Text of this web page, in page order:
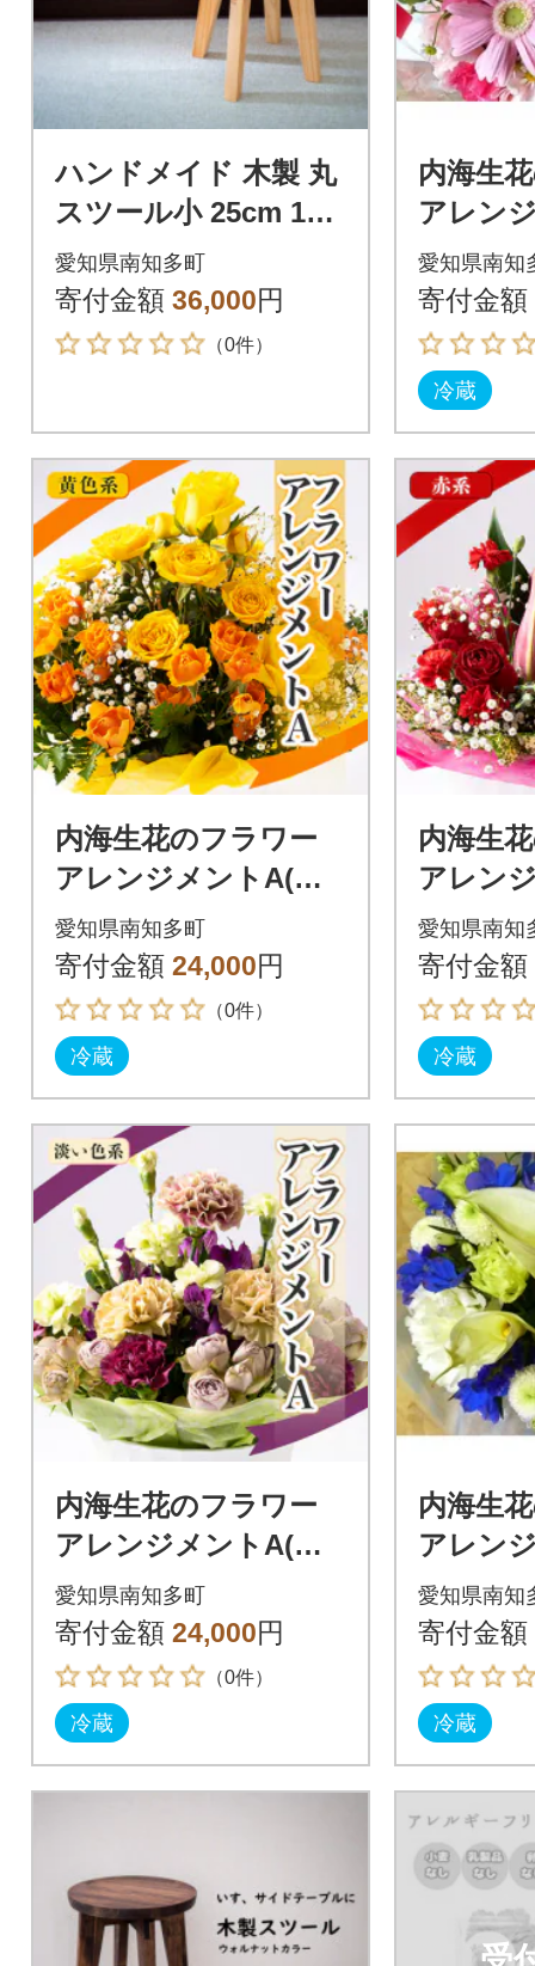
ハンドメイド 木製 丸
スツール小 25cm 1脚
ナチュラルカラー 椅
子 インテリア 子供用
愛知県南知多町
寄付金額 36,000円
（0件）
内海生
アレン
ンク系)
愛知県南知
寄付金額
冷蔵
内海生花のフラワー
アレンジメントA(黄
色系)
愛知県南知多町
寄付金額 24,000円
（0件）
冷蔵
内海生
アレン
系)
愛知県南知
寄付金額
冷蔵
内海生花のフラワー
アレンジメントA(淡
い色系)
愛知県南知多町
寄付金額 24,000円
（0件）
冷蔵
内海生
アレン
白系)
愛知県南知
寄付金額
冷蔵